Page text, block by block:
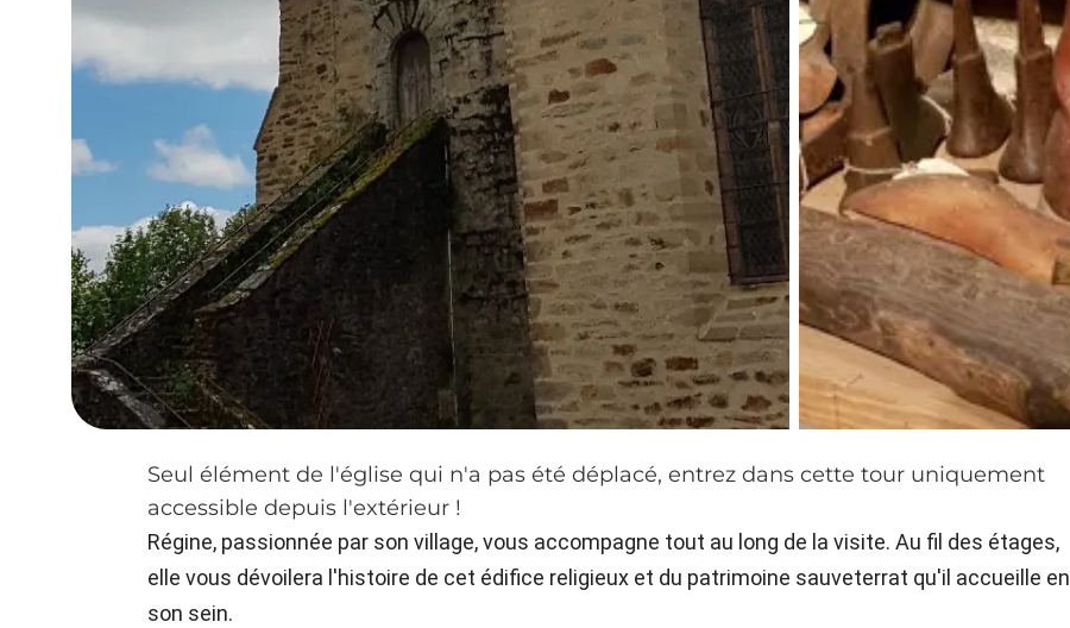
Seul élément de l'église qui n'a pas été déplacé, entrez dans cette tour uniquement
accessible depuis l'extérieur !
Régine, passionnée par son village, vous accompagne tout au long de la visite. Au fil des étages,
elle vous dévoilera l'histoire de cet édifice religieux et du patrimoine sauveterrat qu'il accueille en
son sein.